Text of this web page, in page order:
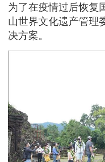
为了在疫情过后恢复
山世界文化遗产管理
决方案。